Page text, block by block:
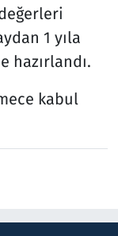
1 yıla
hazırlandı.
kabul